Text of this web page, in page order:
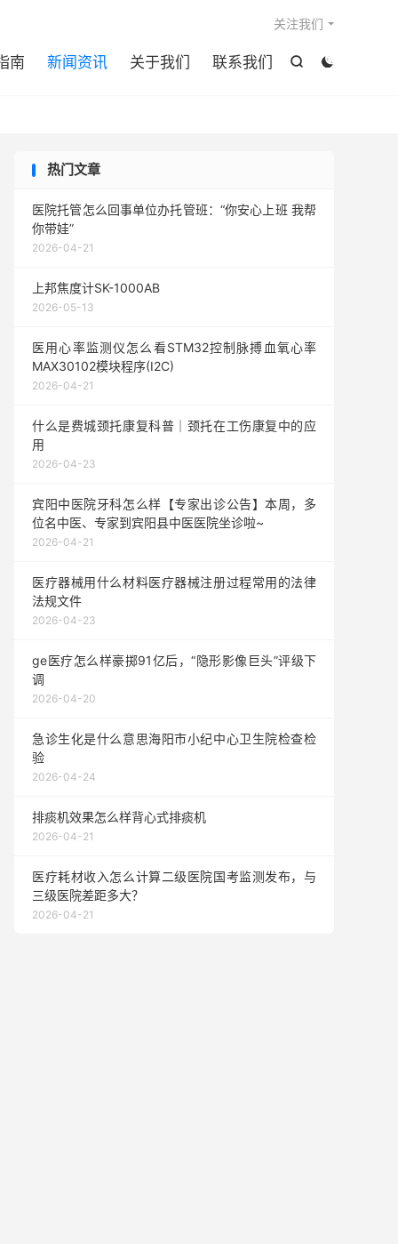


南 新闻资讯 关于我们 联系我们
关注我们
热门文章
医院托管怎么回事单位办托管班：“你安心上班 我帮
你带娃”
2026-04-21
上邦焦度计SK-1000AB
2026-05-13
医用心率监测仪怎么看STM32控制脉搏血氧心率
MAX30102模块程序(I2C)
2026-04-21
什么是费城颈托康复科普｜颈托在工伤康复中的应
用
2026-04-23
宾阳中医院牙科怎么样【专家出诊公告】本周，多
位名中医、专家到宾阳县中医医院坐诊啦~
2026-04-21
医疗器械用什么材料医疗器械注册过程常用的法律
法规文件
2026-04-23
ge医疗怎么样豪掷91亿后，“隐形影像巨头”评级下
调
2026-04-20
急诊生化是什么意思海阳市小纪中心卫生院检查检
验
2026-04-24
排痰机效果怎么样背心式排痰机
2026-04-21
医疗耗材收入怎么计算二级医院国考监测发布，与
三级医院差距多大？
2026-04-21